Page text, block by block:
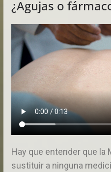
¿Agujas o
Hay que entender que la
sustituir a ninguna